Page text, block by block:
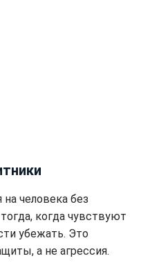
человека без
когда чувствуют
убежать. Это
а не агрессия.